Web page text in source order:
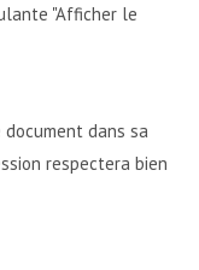
"Afficher le
dans sa
respectera bien